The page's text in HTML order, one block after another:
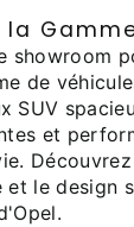
la
showroom
de
SUV
et
et le design